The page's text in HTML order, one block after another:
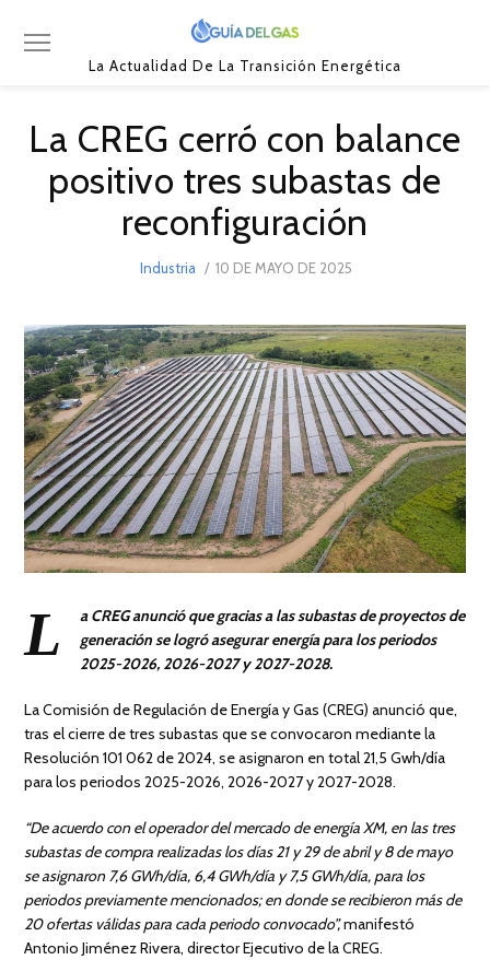
La Actualidad De La Transición Energética
La CREG cerró con balance
positivo tres subastas de
reconfiguración
Industria
POSTED
10 DE MAYO DE 2025
DE
2025
L
a CREG anunció que gracias a las subastas de proyectos de
generación se logró asegurar energía para los periodos
2025-2026, 2026-2027 y 2027-2028.
La Comisión de Regulación de Energía y Gas (CREG) anunció que,
tras el cierre de tres subastas que se convocaron mediante la
Resolución 101 062 de 2024, se asignaron en total 21,5 Gwh/día
para los periodos 2025-2026, 2026-2027 y 2027-2028.
“De acuerdo con el operador del mercado de energía XM, en las tres
subastas de compra realizadas los días 21 y 29 de abril y 8 de mayo
se asignaron 7,6 GWh/día, 6,4 GWh/día y 7,5 GWh/día, para los
periodos previamente mencionados; en donde se recibieron más de
20 ofertas válidas para cada periodo convocado”,manifestó
Antonio Jiménez Rivera, director Ejecutivo de la CREG.